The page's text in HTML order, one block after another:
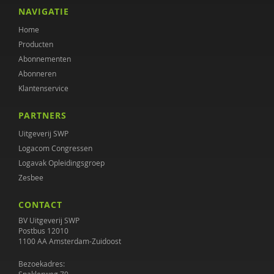
Hanna Harthoorn
Margreet ten Have
Sophie Hospers
Wilfred Janmaat
Jaap van der Kamp
Annette Korlaar
Jos Kuppens
Marierke Liem
Annemarie Luik
NAVIGATIE
Home
Producten
Abonnementen
Abonneren
Klantenservice
PARTNERS
Uitgeverij SWP
Logacom Congressen
Logavak Opleidingsgroep
Zesbee
CONTACT
BV Uitgeverij SWP
Postbus 12010
1100 AA Amsterdam-Zuidoost
Bezoekadres: